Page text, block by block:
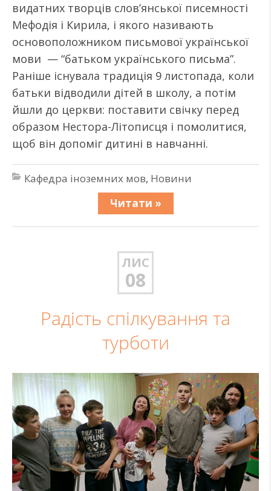
видатних творців слов’янської писемності
Мефодія і Кирила, і якого називають
основоположником письмової української
мови — “батьком українського письма”.
Раніше існувала традиція 9 листопада, коли
батьки відводили дітей в школу, а потім
йшли до церкви: поставити свічку перед
образом Нестора-Літописця і помолитися,
щоб він допоміг дитині в навчанні.
Кафедра іноземних мов, Новини
Читати »
ЛИС
08
Радість спілкування та
турботи